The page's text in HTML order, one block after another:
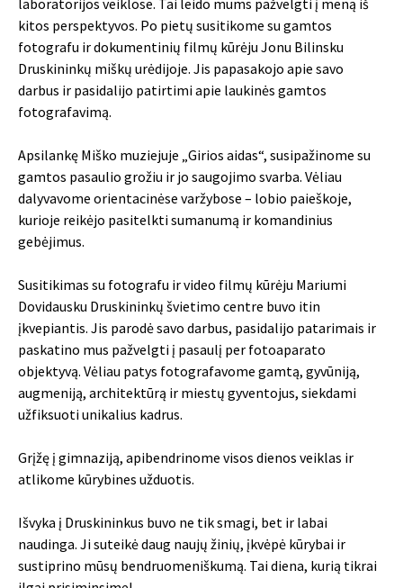
kitos perspektyvos. Po pietų susitikome su gamtos
fotografu ir dokumentinių filmų kūrėju Jonu Bilinsku
Druskininkų miškų urėdijoje. Jis papasakojo apie savo
darbus ir pasidalijo patirtimi apie laukinės gamtos
fotografavimą.
Apsilankę Miško muziejuje „Girios aidas“, susipažinome su
gamtos pasaulio grožiu ir jo saugojimo svarba. Vėliau
dalyvavome orientacinėse varžybose – lobio paieškoje,
kurioje reikėjo pasitelkti sumanumą ir komandinius
gebėjimus.
Susitikimas su fotografu ir video filmų kūrėju Mariumi
Dovidausku Druskininkų švietimo centre buvo itin
įkvepiantis. Jis parodė savo darbus, pasidalijo patarimais ir
paskatino mus pažvelgti į pasaulį per fotoaparato
objektyvą. Vėliau patys fotografavome gamtą, gyvūniją,
augmeniją, architektūrą ir miestų gyventojus, siekdami
užfiksuoti unikalius kadrus.
Grįžę į gimnaziją, apibendrinome visos dienos veiklas ir
atlikome kūrybines užduotis.
Išvyka į Druskininkus buvo ne tik smagi, bet ir labai
naudinga. Ji suteikė daug naujų žinių, įkvėpė kūrybai ir
sustiprino mūsų bendruomeniškumą. Tai diena, kurią tikrai